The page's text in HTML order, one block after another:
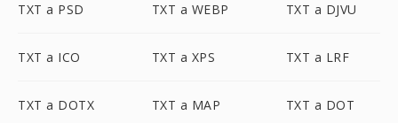
TXT a PSD TXT a WEBP TXT a DJVU
TXT a ICO TXT a XPS TXT a LRF
TXT a DOTX TXT a MAP TXT a DOT